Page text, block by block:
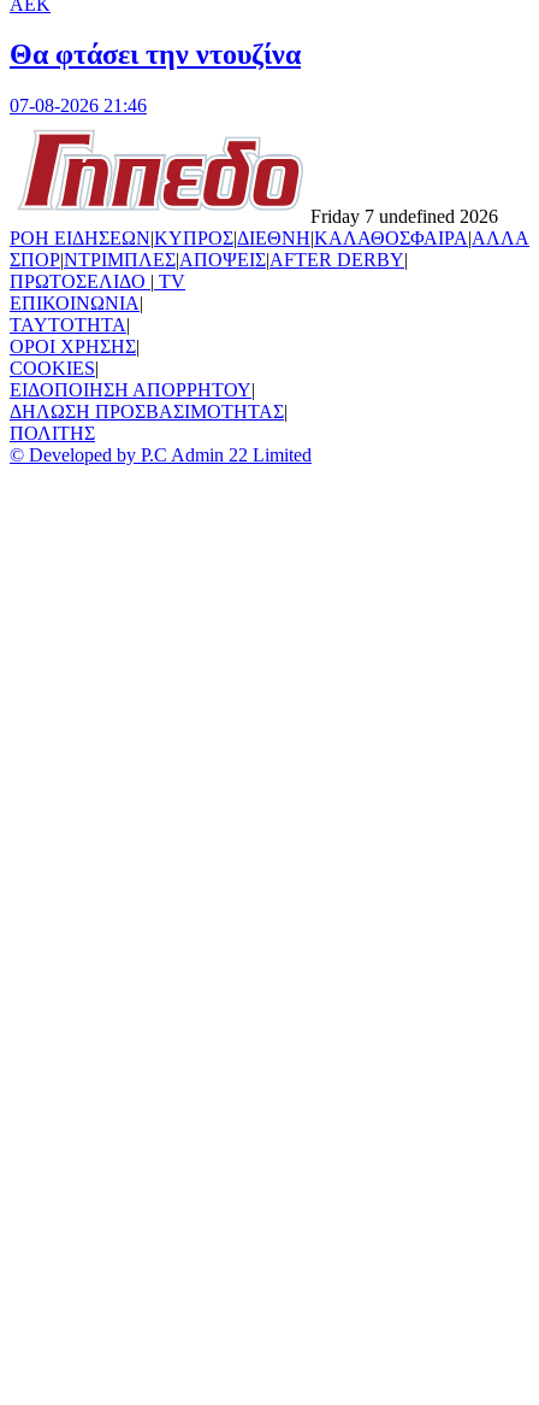
Θα φτάσει την ντουζίνα
07-08-2026 21:46
Friday 7 undefined 2026
ΡΟΗ ΕΙΔΗΣΕΩΝ|ΚΥΠΡΟΣ|ΔΙΕΘΝΗ|ΚΑΛΑΘΟΣΦΑΙΡΑ|ΑΛΛΑ
ΣΠΟΡ|ΝΤΡΙΜΠΛΕΣ|ΑΠΟΨΕΙΣ|AFTER DERBY|
ΠΡΩΤΟΣΕΛΙΔΟ | TV
ΕΠΙΚΟΙΝΩΝΙΑ|
TAYTOTHTA|
ΟΡΟΙ ΧΡΗΣΗΣ|
COOKIES|
ΕΙΔΟΠΟΙΗΣΗ ΑΠΟΡΡΗΤΟΥ|
ΔΗΛΩΣΗ ΠΡΟΣΒΑΣΙΜΟΤΗΤΑΣ|
ΠΟΛΙΤΗΣ
© Developed by P.C Admin 22 Limited